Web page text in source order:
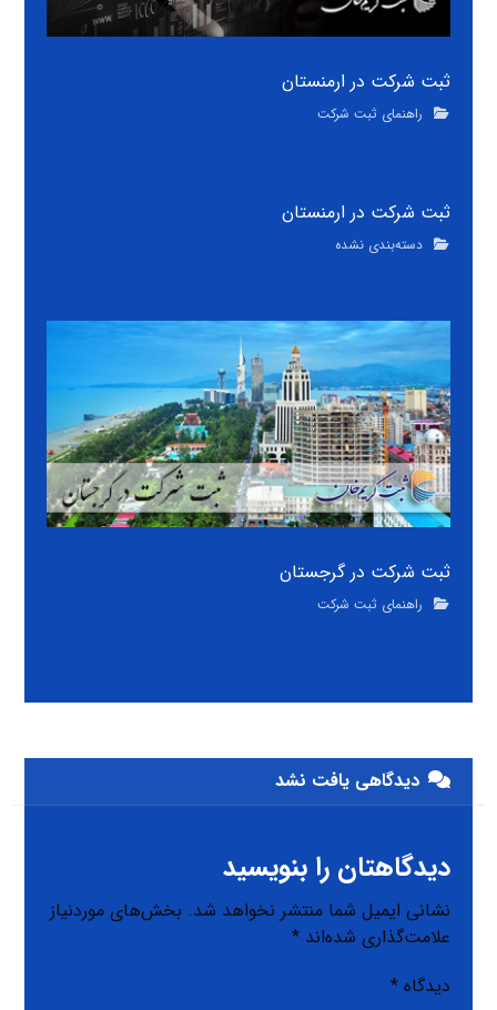
ثبت شرکت در ارمنستان
راهنمای ثبت شرکت
ثبت شرکت در ارمنستان
دسته‌بندی نشده
ثبت شرکت در گرجستان
راهنمای ثبت شرکت
دیدگاهی یافت نشد
دیدگاهتان را بنویسید
نشانی ایمیل شما منتشر نخواهد شد. بخش‌های موردنیاز
علامت‌گذاری شده‌اند*
دیدگاه*